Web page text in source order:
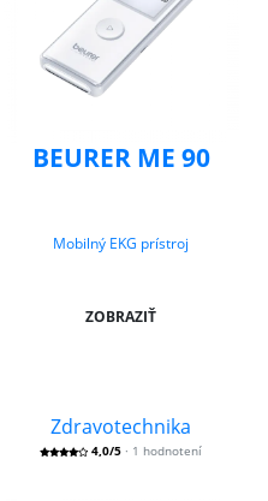
BEURER ME 90
Mobilný EKG prístroj
ZOBRAZIŤ
Zdravotechnika
4,0/5 · 1 hodnotení